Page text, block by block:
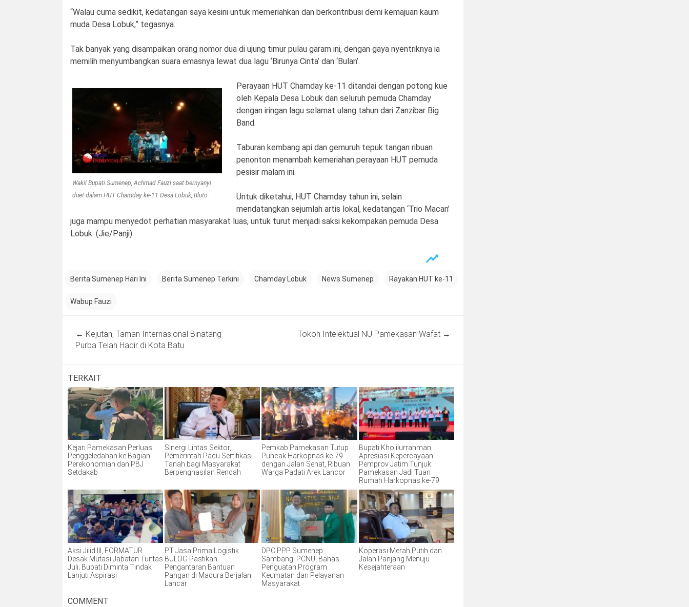
“Walau cuma sedikit, kedatangan saya kesini untuk memeriahkan dan berkontribusi demi kemajuan kaum
muda Desa Lobuk,” tegasnya.
Tak banyak yang disampaikan orang nomor dua di ujung timur pulau garam ini, dengan gaya nyentriknya ia
memilih menyumbangkan suara emasnya lewat dua lagu ‘Birunya Cinta’ dan ‘Bulan’.
Wakil Bupati Sumenep, Achmad Fauzi saat bernyanyi
duet dalam HUT Chamday ke-11 Desa Lobuk, Bluto.
Perayaan HUT Chamday ke-11 ditandai dengan potong kue
oleh Kepala Desa Lobuk dan seluruh pemuda Chamday
dengan iringan lagu selamat ulang tahun dari Zanzibar Big
Band.
Taburan kembang api dan gemuruh tepuk tangan ribuan
penonton menambah kemeriahan perayaan HUT pemuda
pesisir malam ini.
Untuk diketahui, HUT Chamday tahun ini, selain
mendatangkan sejumlah artis lokal, kedatangan ‘Trio Macan’
juga mampu menyedot perhatian masyarakat luas, untuk turut menjadi saksi kekompakan pemuda Desa
Lobuk. (Jie/Panji)
Berita Sumenep Hari Ini Berita Sumenep Terkini Chamday Lobuk News Sumenep Rayakan HUT ke-11
Wabup Fauzi
navigation
← Kejutan, Taman Internasional Binatang
Purba Telah Hadir di Kota Batu
Tokoh Intelektual NU Pamekasan Wafat →
TERKAIT
Kejari Pamekasan Perluas
Penggeledahan ke Bagian
Perekonomian dan PBJ
Setdakab
Sinergi Lintas Sektor,
Pemerintah Pacu Sertifikasi
Tanah bagi Masyarakat
Berpenghasilan Rendah
Pemkab Pamekasan Tutup
Puncak Harkopnas ke-79
dengan Jalan Sehat, Ribuan
Warga Padati Arek Lancor
Bupati Kholilurrahman
Apresiasi Kepercayaan
Pemprov Jatim Tunjuk
Pamekasan Jadi Tuan
Rumah Harkopnas ke-79
Aksi Jilid III, FORMATUR
Desak Mutasi Jabatan Tuntas
Juli; Bupati Diminta Tindak
Lanjuti Aspirasi
PT Jasa Prima Logistik
BULOG Pastikan
Pengantaran Bantuan
Pangan di Madura Berjalan
Lancar
DPC PPP Sumenep
Sambangi PCNU, Bahas
Penguatan Program
Keumatan dan Pelayanan
Masyarakat
Koperasi Merah Putih dan
Jalan Panjang Menuju
Kesejahteraan
COMMENT